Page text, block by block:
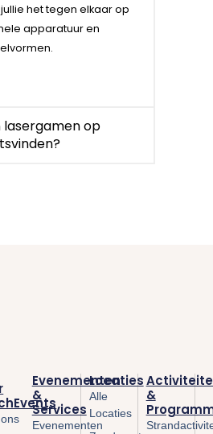
het tegen elkaar op
apparatuur en
lasergamen op
&
Locaties
Alle
Locaties
Evenementen
&
Services
Evenementen